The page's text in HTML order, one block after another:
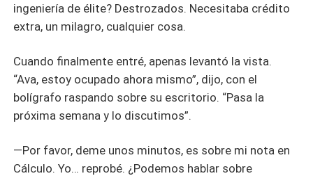
ingeniería de élite? Destrozados. Necesitaba crédito
extra, un milagro, cualquier cosa.
Cuando finalmente entré, apenas levantó la vista.
“Ava, estoy ocupado ahora mismo”, dijo, con el
bolígrafo raspando sobre su escritorio. “Pasa la
próxima semana y lo discutimos”.
—Por favor, deme unos minutos, es sobre mi nota en
Cálculo. Yo… reprobé. ¿Podemos hablar sobre